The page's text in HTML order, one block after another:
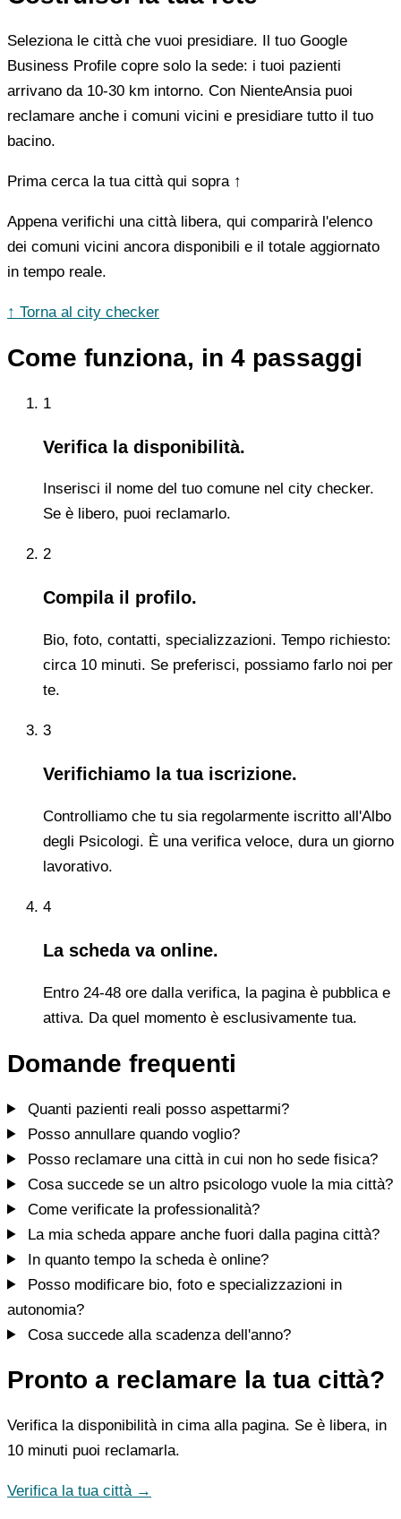
Seleziona le città che vuoi presidiare. Il tuo Google
Business Profile copre solo la sede: i tuoi pazienti
arrivano da 10-30 km intorno. Con NienteAnsia puoi
reclamare anche i comuni vicini e presidiare tutto il tuo
bacino.
Prima cerca la tua città qui sopra ↑
Appena verifichi una città libera, qui comparirà l'elenco
dei comuni vicini ancora disponibili e il totale aggiornato
in tempo reale.
↑ Torna al city checker
Come funziona, in 4 passaggi
1
Verifica la disponibilità.
Inserisci il nome del tuo comune nel city checker.
Se è libero, puoi reclamarlo.
2
Compila il profilo.
Bio, foto, contatti, specializzazioni. Tempo richiesto:
circa 10 minuti. Se preferisci, possiamo farlo noi per
te.
3
Verifichiamo la tua iscrizione.
Controlliamo che tu sia regolarmente iscritto all'Albo
degli Psicologi. È una verifica veloce, dura un giorno
lavorativo.
4
La scheda va online.
Entro 24-48 ore dalla verifica, la pagina è pubblica e
attiva. Da quel momento è esclusivamente tua.
Domande frequenti
Quanti pazienti reali posso aspettarmi?
Posso annullare quando voglio?
Posso reclamare una città in cui non ho sede fisica?
Cosa succede se un altro psicologo vuole la mia città?
Come verificate la professionalità?
La mia scheda appare anche fuori dalla pagina città?
In quanto tempo la scheda è online?
Posso modificare bio, foto e specializzazioni in
autonomia?
Cosa succede alla scadenza dell'anno?
Pronto a reclamare la tua città?
Verifica la disponibilità in cima alla pagina. Se è libera, in
10 minuti puoi reclamarla.
Verifica la tua città →